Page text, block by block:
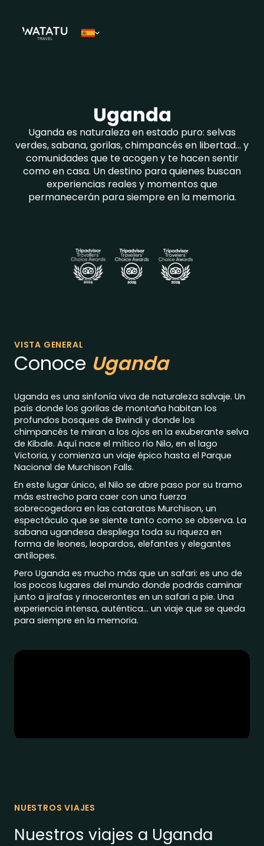
Uganda
Uganda es naturaleza en estado puro: selvas
verdes, sabana, gorilas, chimpancés en libertad… y
comunidades que te acogen y te hacen sentir
como en casa. Un destino para quienes buscan
experiencias reales y momentos que
permanecerán para siempre en la memoria.
VISTA GENERAL
Conoce Uganda
Uganda es una sinfonía viva de naturaleza salvaje. Un
país donde los gorilas de montaña habitan los
profundos bosques de Bwindi y donde los
chimpancés te miran a los ojos en la exuberante selva
de Kibale. Aquí nace el mítico río Nilo, en el lago
Victoria, y comienza un viaje épico hasta el Parque
Nacional de Murchison Falls.
En este lugar único, el Nilo se abre paso por su tramo
más estrecho para caer con una fuerza
sobrecogedora en las cataratas Murchison, un
espectáculo que se siente tanto como se observa. La
sabana ugandesa despliega toda su riqueza en
forma de leones, leopardos, elefantes y elegantes
antílopes.
Pero Uganda es mucho más que un safari: es uno de
los pocos lugares del mundo donde podrás caminar
junto a jirafas y rinocerontes en un safari a pie. Una
experiencia intensa, auténtica… un viaje que se queda
para siempre en la memoria.
NUESTROS VIAJES
Nuestros viajes a Uganda